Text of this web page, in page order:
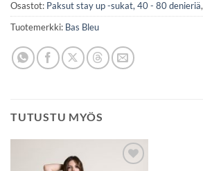
Osastot: Paksut stay up -sukat, 40 - 80 denieriä,
Tuotemerkki: Bas Bleu
TUTUSTU MYÖS